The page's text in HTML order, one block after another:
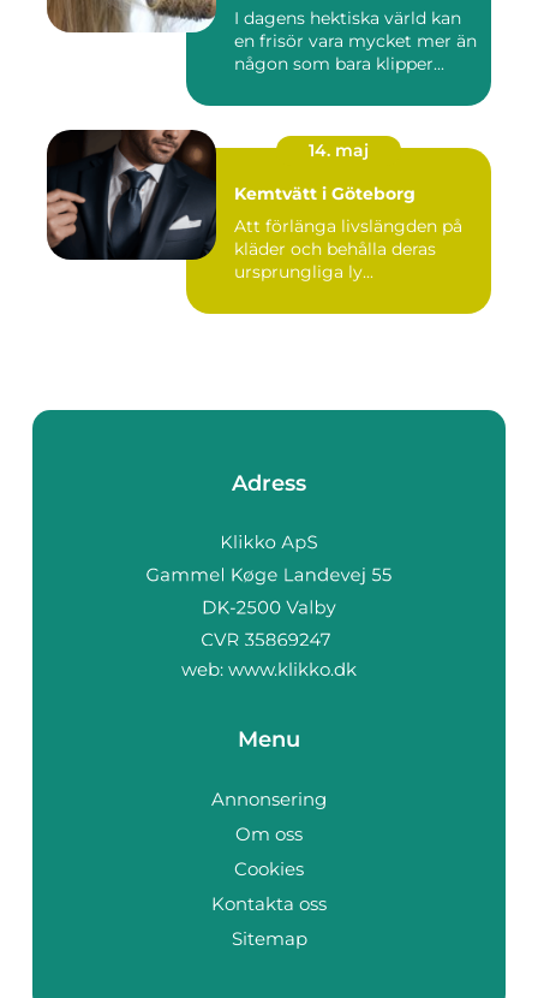
I dagens hektiska värld kan
en frisör vara mycket mer än
någon som bara klipper...
14. maj
Kemtvätt i Göteborg
Att förlänga livslängden på
kläder och behålla deras
ursprungliga ly...
Adress
web: www.klikko.dk
Menu
Annonsering
Om oss
Cookies
Kontakta oss
Sitemap